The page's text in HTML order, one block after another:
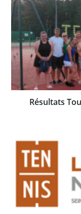
Résultats